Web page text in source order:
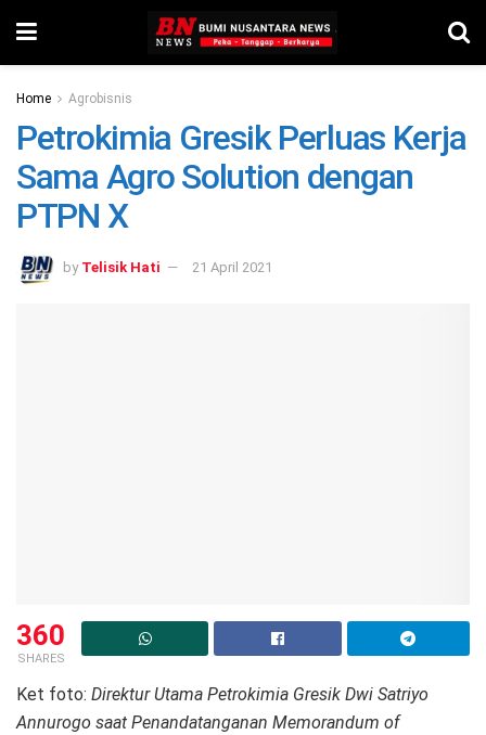
Home Agrobisnis
Petrokimia Gresik Perluas Kerja
Sama Agro Solution dengan
PTPN X
by Telisik Hati 21 April 2021
360
SHARES
Ket foto: Direktur Utama Petrokimia Gresik Dwi Satriyo
Annurogo saat Penandatanganan Memorandum of